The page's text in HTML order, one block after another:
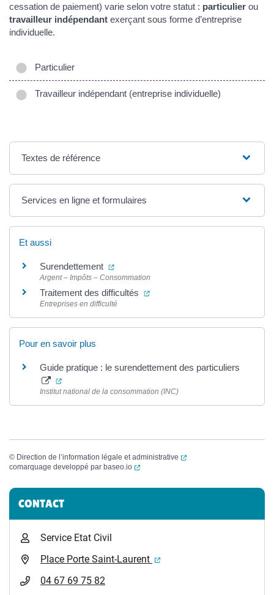
cessation de paiement) varie selon votre statut : particulier ou
travailleur indépendant exerçant sous forme d’entreprise
individuelle.
Particulier
Travailleur indépendant (entreprise individuelle)
Textes de référence
Services en ligne et formulaires
Et aussi
Surendettement (ouverture dans un nouvel onglet)
Argent – Impôts – Consommation
Traitement des difficultés (ouverture dans un nouvel
Entreprises en difficulté
Pour en savoir plus
Guide pratique : le surendettement des particuliers
(ouverture dans un nouvel onglet)
Institut national de la consommation (INC)
© Direction de l’information légale et administrative
(ouverture dans un
comarquage developpé par baseo.io (ouverture dans un nouvel onglet)
Informations complémentaires
CONTACT
Service Etat Civil
Place Porte Saint-Laurent
(ouverture dans un
04 67 69 75 82